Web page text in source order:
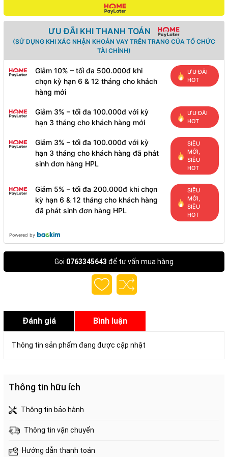
ƯU ĐÃI KHI THANH TOÁN
(SỬ DỤNG KHI XÁC NHẬN KHOẢN VAY TRÊN TRANG CỦA TỔ CHỨC
TÀI CHÍNH)
Giảm 10% – tối đa 500.000đ khi
chọn kỳ hạn 6 & 12 tháng cho khách
hàng mới
ƯU ĐÃI
HOT
Giảm 3% – tối đa 100.000đ với kỳ
hạn 3 tháng cho khách hàng mới
ƯU ĐÃI
HOT
Giảm 3% – tối đa 100.000đ với kỳ
hạn 3 tháng cho khách hàng đã phát
sinh đơn hàng HPL
SIÊU
MỚI,
SIÊU
HOT
Giảm 5% – tối đa 200.000đ khi chọn
kỳ hạn 6 & 12 tháng cho khách hàng
đã phát sinh đơn hàng HPL
SIÊU
MỚI,
SIÊU
HOT
Powered by
Gọi 0763345643 để tư vấn mua hàng
Đánh giá Bình luận
Thông tin sản phẩm đang được cập nhật
Thông tin hữu ích
Thông tin bảo hành
Thông tin vận chuyển
Hướng dẫn thanh toán